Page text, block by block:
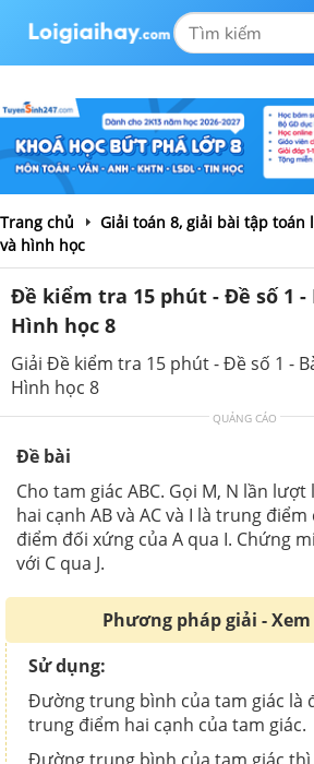
Trang chủ
Giải toán 8, giải bài tập toán
và hình học
Đề kiểm tra 15 phút - Đề số 1 -
Hình học 8
Giải Đề kiểm tra 15 phút - Đề số 1 -
Hình học 8
QUẢNG CÁO
Đề bài
Cho tam giác ABC. Gọi M, N lần
hai cạnh AB và AC và I là trung điểm
điểm đối xứng của A qua I. Chứng
với C qua J.
Phương pháp giải -
Sử dụng:
Đường trung bình của tam giác là
trung điểm hai cạnh của tam giác.